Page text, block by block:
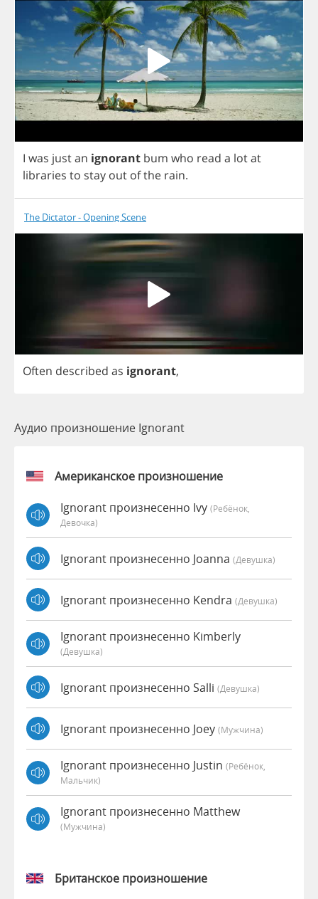
I was justan ignorant bum who read a lotat
libraries to stay out ofthe rain.
The Dictator - Opening Scene
Often described as ignorant,
Аудио произношение Ignorant
Американское произношение
Ignorant произнесенно Ivy (Ребёнок,
Девочка)
Ignorant произнесенно Joanna (девушка)
Ignorant произнесенно Kendra (девушка)
Ignorant произнесенно Kimberly
(девушка)
Ignorant произнесенно Salli (девушка)
Ignorant произнесенно Joey (мужчина)
Ignorant произнесенно Justin (Ребёнок,
Мальчик)
Ignorant произнесенно Matthew
(мужчина)
Британское произношение